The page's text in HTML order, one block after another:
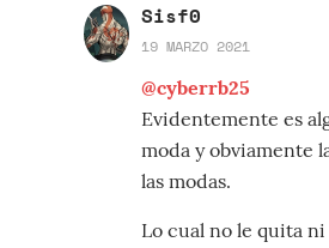
Sisf0
19 MARZO 2021
@cyberrb25
Evidentemente es
moda y obviamente
las modas.
Lo cual no le quita